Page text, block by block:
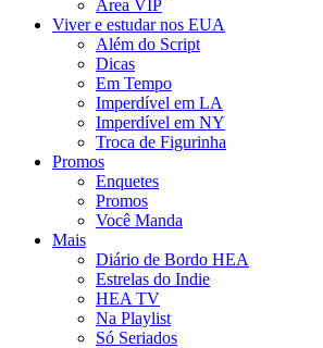
Área VIP
Viver e estudar nos EUA
Além do Script
Dicas
Em Tempo
Imperdível em LA
Imperdível em NY
Troca de Figurinha
Promos
Enquetes
Promos
Você Manda
Mais
Diário de Bordo HEA
Estrelas do Indie
HEA TV
Na Playlist
Só Seriados